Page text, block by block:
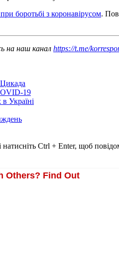
боротьбі з коронавірусом.
на наш канал https://t.me/
19
Україні
Ctrl + Enter, щоб